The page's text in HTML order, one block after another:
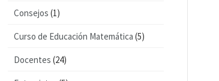
Consejos (1)
Curso de Educación Matemática (5)
Docentes (24)